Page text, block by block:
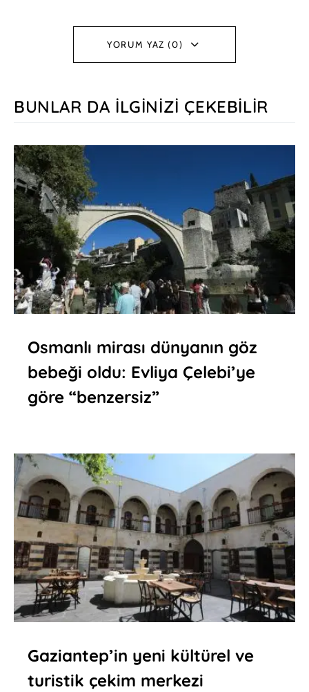
YORUM YAZ (0)
BUNLAR DA İLGINIZI ÇEKEBILIR
Osmanlı mirası dünyanın göz
bebeği oldu: Evliya Çelebi’ye
göre “benzersiz”
Gaziantep’in yeni kültürel ve
turistik çekim merkezi